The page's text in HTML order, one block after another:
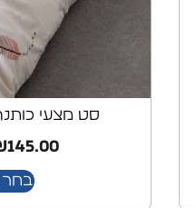
סט מצעי
145.00
בחר